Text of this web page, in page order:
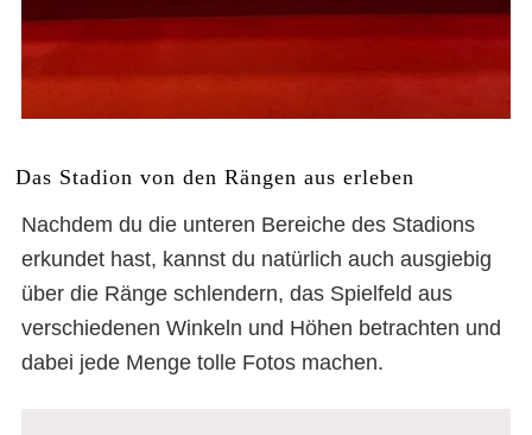
Das Stadion von den Rängen aus erleben
Nachdem du die unteren Bereiche des Stadions
erkundet hast, kannst du natürlich auch ausgiebig
über die Ränge schlendern, das Spielfeld aus
verschiedenen Winkeln und Höhen betrachten und
dabei jede Menge tolle Fotos machen.